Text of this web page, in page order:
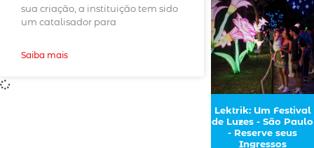
sua criação, a instituição tem sido
um catalisador para
Saiba mais
Lektrik: Um Festival
de Luzes - São Paulo
- Reserve seus
Ingressos